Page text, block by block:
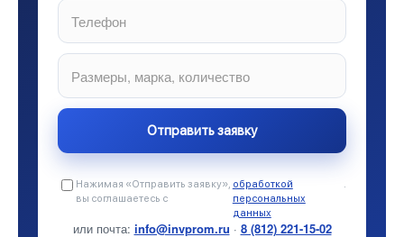
Нажимая «Отправить заявку»,
вы соглашаетесь с
обработкой
персональных
данных
.
или почта: info@invprom.ru · 8 (812) 221-15-02